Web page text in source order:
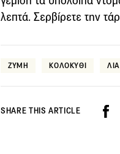
λεπτά. Σερβίρετε την
ΖΥΜΗ ΚΟΛΟΚΥΘΙ
SHARE THIS ARTICLE